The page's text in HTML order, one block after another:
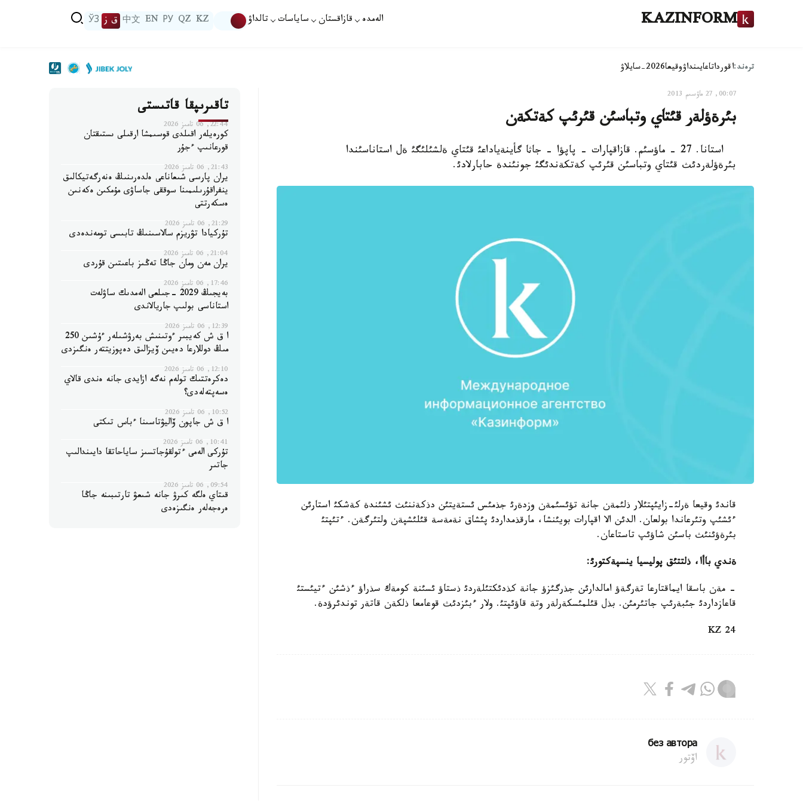
KAZINFORM الەمدە قازاقستان ساياسات تالداۋ KZ
QZ
РУ
EN
中文 ق ز ЎЗ
ترەند:اقورداتاعايىنداۋوقيعا2026-سايلاۋ
00:07, 27 ماۋسىم 2013
بئرةؤلةر قئتاي وتباسئن قئرئپ كةتكةن
استانا. 27 - ماؤسئم. قازاقپارات - پاپؤا - جاثا گأينةياداعئ قئتاي ةلشئلئگئ ةل استاناسئندا
بئرةؤلةردئث قئتاي وتباسئن قئرئپ كةتكةندئگئ جونئندة حابارلادئ.
قاندئ وقيعا ةرلئ-زايئپتئلار ذلئمةن جانة تؤئسئمةن وزدةرئ جذمئس ئستةيتئن دذكةننئث ئشئندة كةشكئ استارئن
ءئشئپ وتئرعاندا بولعان. الدئن الا اقپارات بويئنشا، مارقذمداردئ پئشاق نةمةسة قئلئشپةن ولتئرگةن. ءتئپتئ
بئرةؤئنئث باسئن شاؤئپ تاستاعان.
ةندي باأا، ذلتتئق پوليسيا ينسپةكتورئ:
- مةن باسقا ايماقتارعا تةرگةؤ امالدارئن جذرگئزؤ جانة كذدئكتئلةردئ ذستاؤ ئسئنة كومةك سذراؤ ءذشئن ءتيئستئ
قاعازداردئ جئبةرئپ جاتئرمئن. بذل قئلمئسكةرلةر وتة قاؤئپتئ. ولار ءبئزدئث قوعامعا ذلكةن قاتةر توندئرؤدة.
24 KZ
без автора
اۆتور
تاقىرىپقا قاتىستى
22:44, 06 تامىز 2026
كورەيلەر اقىلدى قوسىمشا ارقىلى ىستىقتان
قورعانىپ ءجۇر
21:43, 06 تامىز 2026
يران پارسى شىعاناعى ەلدەرىنىڭ ەنەرگەتيكالىق
ينفراقۇرىلىمىنا سوققى جاساۋى مۇمكىن ەكەنىن
ەسكەرتتى
21:29, 06 تامىز 2026
تۇركيادا تۋريزم سالاسىنىڭ تابىسى تومەندەدى
21:04, 06 تامىز 2026
يران مەن ومان جاڭا تەڭىز باعىتىن قۇردى
17:46, 06 تامىز 2026
بەيجىڭ 2029 -جىلعى الەمدىك ساۋلەت
استاناسى بولىپ جاريالاندى
12:39, 06 تامىز 2026
ا ق ش كەيبىر ءوتىنىش بەرۋشىلەر ءۇشىن 250
مىڭ دوللارعا دەيىن ۆيزالىق دەپوزيتتەر ەنگىزدى
12:10, 06 تامىز 2026
دەكرەتتىك تولەم نەگە ازايدى جانە ەندى قالاي
ەسەپتەلەدى؟
10:52, 06 تامىز 2026
ا ق ش جاپون ۆاليۋتاسىنا ءباس تىكتى
10:41, 06 تامىز 2026
تۇركى الەمى ءتولقۇجاتسىز ساياحاتقا دايىندالىپ
جاتىر
09:54, 06 تامىز 2026
قىتاي ەلگە كىرۋ جانە شىعۋ تارتىبىنە جاڭا
ەرەجەلەر ەنگىزەدى